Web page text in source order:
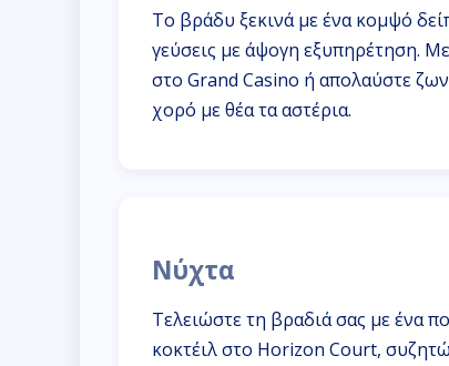
Το βράδυ ξεκινά με ένα κομψό
γεύσεις με άψογη εξυπηρέτηση.
στο Grand Casino ή απολαύστε
χορό με θέα τα αστέρια.
Νύχτα
Τελειώστε τη βραδιά σας με ένα
κοκτέιλ στο Horizon Court,